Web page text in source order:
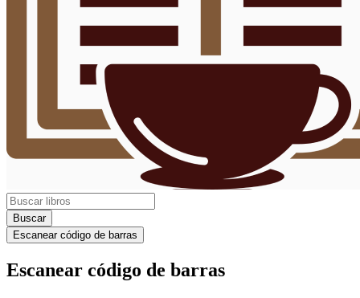
Buscar
Escanear código de barras
Escanear código de barras